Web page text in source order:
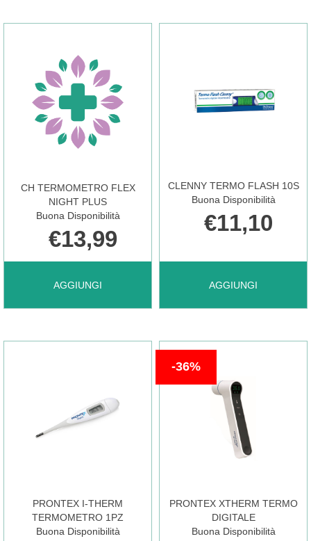
GALLIO AL
CARRELLO
CH TERMOMETRO FLEX
NIGHT PLUS
Buona Disponibilità
€13,99
AGGIUNGI
AGGIUNGI CH
CARRELLO
CLENNY TERMO FLASH 10S
Buona Disponibilità
€11,10
AGGIUNGI
AGGIUNGI CLENNY
PRONTEX I-THERM
TERMOMETRO 1PZ
Buona Disponibilità
PRONTEX XTHERM TERMO
DIGITALE
Buona Disponibilità
36%